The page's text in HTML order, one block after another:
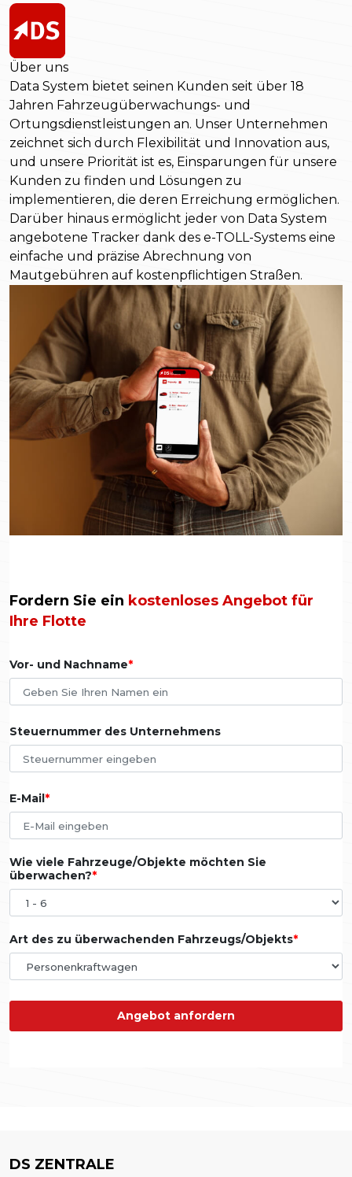
Über uns
Data System bietet seinen Kunden seit über 18
Jahren Fahrzeugüberwachungs- und
Ortungsdienstleistungen an. Unser Unternehmen
zeichnet sich durch Flexibilität und Innovation aus,
und unsere Priorität ist es, Einsparungen für unsere
Kunden zu finden und Lösungen zu
implementieren, die deren Erreichung ermöglichen.
Darüber hinaus ermöglicht jeder von Data System
angebotene Tracker dank des e-TOLL-Systems eine
einfache und präzise Abrechnung von
Mautgebühren auf kostenpflichtigen Straßen.
Fordern Sie ein kostenloses Angebot für
Ihre Flotte
Vor- und Nachname
Steuernummer des Unternehmens
E-Mail
Wie viele Fahrzeuge/Objekte möchten Sie
überwachen?
Art des zu überwachenden Fahrzeugs/Objekts
Angebot anfordern
DS ZENTRALE